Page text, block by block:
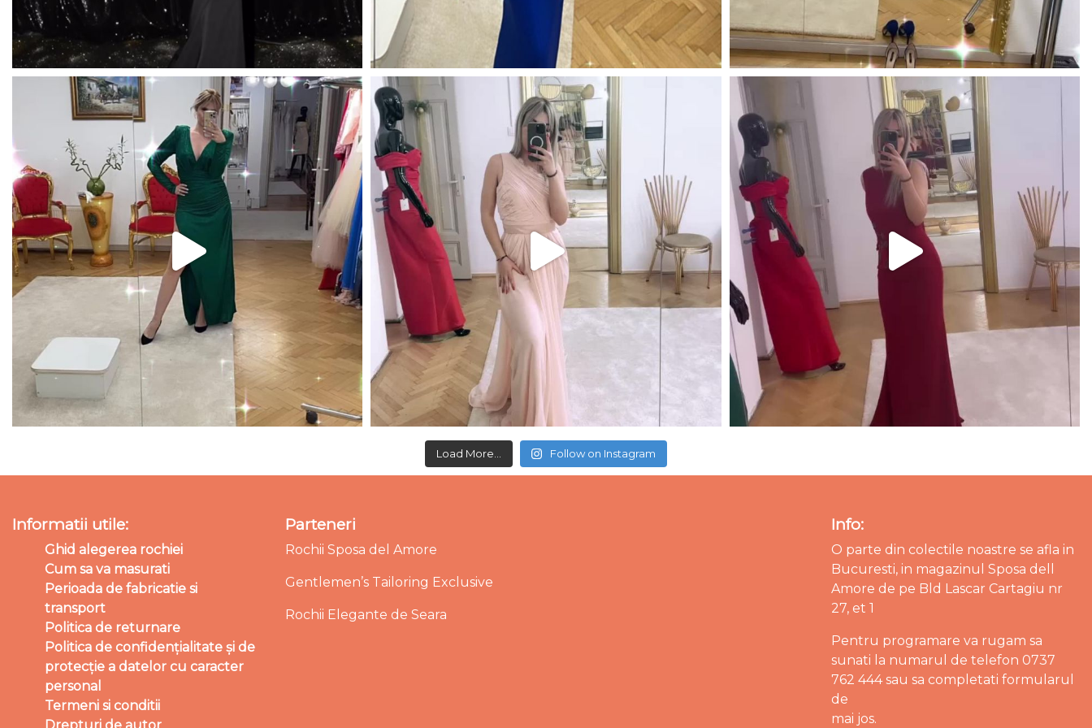
Load More... Follow on Instagram
Informatii utile:
Ghid alegerea rochiei
Cum sa va masurati
Perioada de fabricatie si
transport
Politica de returnare
Politica de confidențialitate și de
protecție a datelor cu caracter
personal
Termeni si conditii
Parteneri
Rochii Sposa del Amore
Gentlemen’s Tailoring Exclusive
Rochii Elegante de Seara
Info:
O parte din colectile noastre se afla in
Bucuresti, in magazinul Sposa dell
Amore de pe Bld Lascar Cartagiu nr
27, et 1
Pentru programare va rugam sa
sunati la numarul de telefon 0737
762 444 sau sa completati formularul
de
mai jos.